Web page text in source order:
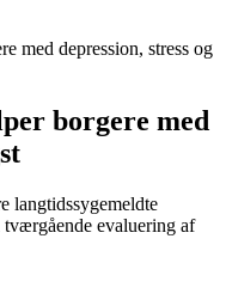
med depression, stress og
borgere med
langtidssygemeldte
evaluering af